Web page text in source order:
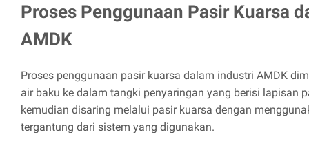
Proses Penggunaan Pasir Kuarsa
AMDK
Proses penggunaan pasir kuarsa dalam industri AMDK
air baku ke dalam tangki penyaringan yang berisi lapisan
kemudian disaring melalui pasir kuarsa dengan
tergantung dari sistem yang digunakan.